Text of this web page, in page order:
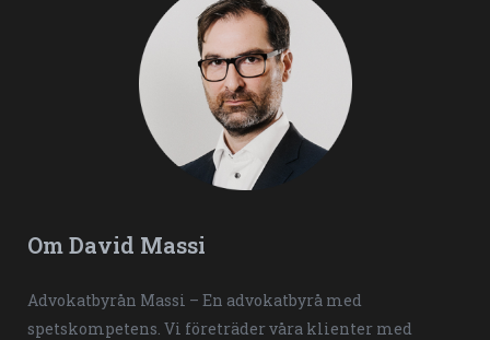
Om David Massi
Advokatbyrån Massi – En advokatbyrå med
spetskompetens. Vi företräder våra klienter med